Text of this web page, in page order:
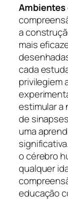
Ambientes
a
mais
cada
privilegiem
estimular a
de
uma
o cérebro
qualquer
educação